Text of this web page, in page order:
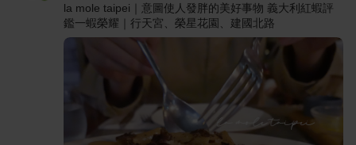
la mole taipei｜意圖使人發胖的美好事物 義大利紅蝦評
鑑一蝦榮耀｜行天宮、榮星花園、建國北路